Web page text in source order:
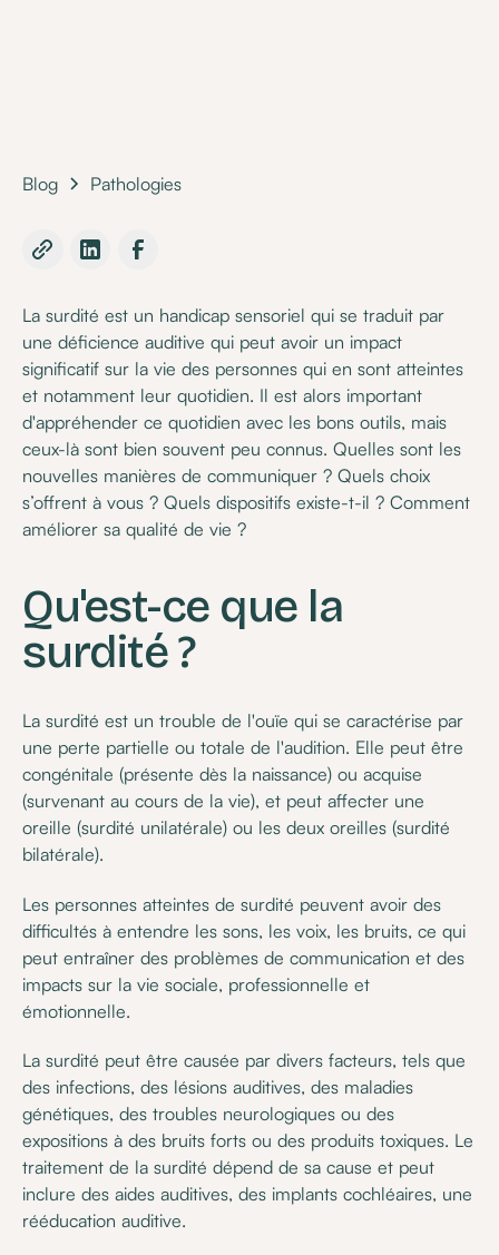
Blog Pathologies
La surdité est un handicap sensoriel qui se traduit par
une déficience auditive qui peut avoir un impact
significatif sur la vie des personnes qui en sont atteintes
et notamment leur quotidien. Il est alors important
d'appréhender ce quotidien avec les bons outils, mais
ceux-là sont bien souvent peu connus. Quelles sont les
nouvelles manières de communiquer ? Quels choix
s’offrent à vous ? Quels dispositifs existe-t-il ? Comment
améliorer sa qualité de vie ?
Qu'est-ce que la
surdité ?
La surdité est un trouble de l'ouïe qui se caractérise par
une perte partielle ou totale de l'audition. Elle peut être
congénitale (présente dès la naissance) ou acquise
(survenant au cours de la vie), et peut affecter une
oreille (surdité unilatérale) ou les deux oreilles (surdité
bilatérale).
Les personnes atteintes de surdité peuvent avoir des
difficultés à entendre les sons, les voix, les bruits, ce qui
peut entraîner des problèmes de communication et des
impacts sur la vie sociale, professionnelle et
émotionnelle.
La surdité peut être causée par divers facteurs, tels que
des infections, des lésions auditives, des maladies
génétiques, des troubles neurologiques ou des
expositions à des bruits forts ou des produits toxiques. Le
traitement de la surdité dépend de sa cause et peut
inclure des aides auditives, des implants cochléaires, une
rééducation auditive.